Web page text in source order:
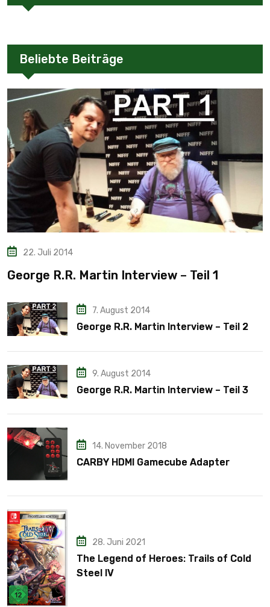
Beliebte Beiträge
22. Juli 2014
George R.R. Martin Interview – Teil 1
7. August 2014
George R.R. Martin Interview – Teil 2
9. August 2014
George R.R. Martin Interview – Teil 3
14. November 2018
CARBY HDMI Gamecube Adapter
28. Juni 2021
The Legend of Heroes: Trails of Cold
Steel IV